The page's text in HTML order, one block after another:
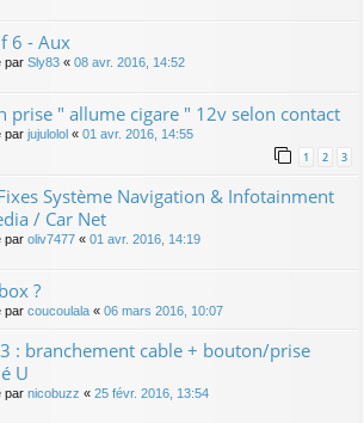
6 - Aux
par Sly83 « 08 avr. 2016, 14:52
prise " allume cigare " 12v selon contact
par jujulolol « 01 avr. 2016, 14:55
1 2 3
Système Navigation & Infotainment
/ Car Net
par oliv7477 « 01 avr. 2016, 14:19
?
par coucoulala « 06 mars 2016, 10:07
: branchement cable + bouton/prise
U
par nicobuzz « 25 févr. 2016, 13:54